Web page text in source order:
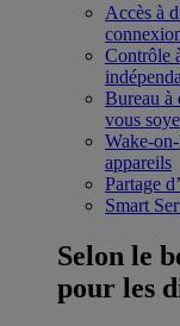
Accès à
Contrôle
Bureau à
vous
Wake-
appareils
Partage
Smart
Selon le
pour les